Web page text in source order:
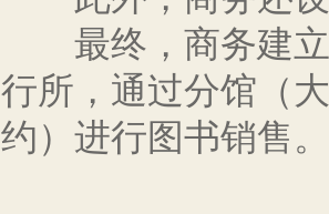
最终，商务建立
行所，通过分馆（
约）进行图书销售。